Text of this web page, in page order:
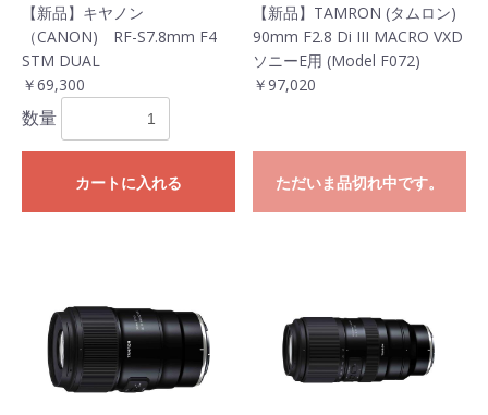
【新品】キヤノン
（CANON) RF-S7.8mm F4
STM DUAL
￥69,300
数量
カートに入れる
【新品】TAMRON (タムロン)
90mm F2.8 Di III MACRO VXD
ソニーE用 (Model F072)
￥97,020
ただいま品切れ中です。